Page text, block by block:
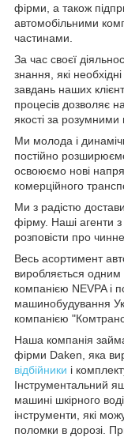
фірми, а також
автомобільними
частинами.
За час своєї
знання, які
завдань наших
процесів дозволяє
якості за розумними
Ми молода і
постійно
освоюємо нові
комерційного
Ми з радістю
фірму. Наші агенти з
розповісти про
Весь асортимент
виробляється одним
компанією NEVPA і
машинобудування
компанією
Наша компанія
фірми Daken, яка
відбійники і
Інструментальний
машині шкірного
інструменти, які
поломки в дорозі.